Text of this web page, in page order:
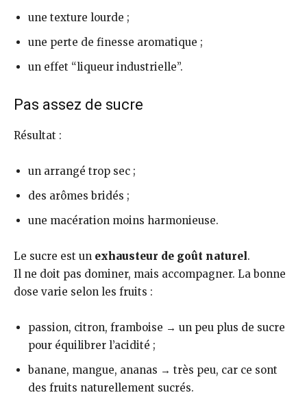
une texture lourde ;
une perte de finesse aromatique ;
un effet “liqueur industrielle”.
Pas assez de sucre
Résultat :
un arrangé trop sec ;
des arômes bridés ;
une macération moins harmonieuse.
Le sucre est un exhausteur de goût naturel.
Il ne doit pas dominer, mais accompagner. La bonne
dose varie selon les fruits :
passion, citron, framboise → un peu plus de sucre
pour équilibrer l’acidité ;
banane, mangue, ananas → très peu, car ce sont
des fruits naturellement sucrés.